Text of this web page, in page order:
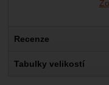
Recenze
Tabulky velikostí